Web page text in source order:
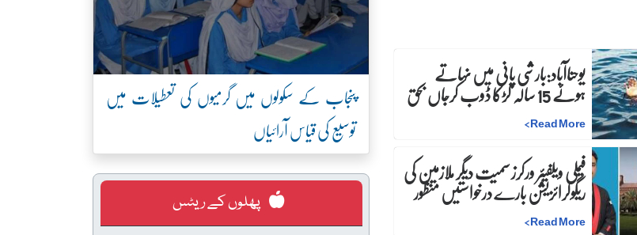
یوحناآباد:بارشی پانی میں نہاتے
ہوئے 15 سالہ لڑکا ڈوب کرجاں بحق
Read More
>
فیملی ویلفیئر ورکرز سمیت دیگر ملازمین کی
ریگولرائزیشن بارے درخواستیں منظور
Read More
>
پنجاب کے سکولوں میں گرمیوں کی تعطیلات میں
توسیع کی قیاس آرائیاں
پھلوں کے ریٹس